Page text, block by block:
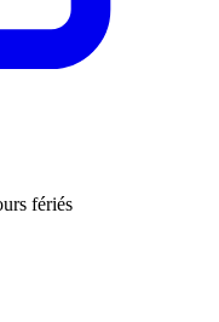
fériés